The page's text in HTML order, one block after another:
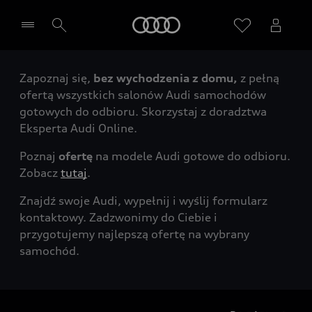
Wybierz Twojego Partnera Audi
Zapoznaj się, bez wychodzenia z domu, z pełną
ofertą wszystkich salonów Audi samochodów
gotowych do odbioru. Skorzystaj z doradztwa
Eksperta Audi Online.
Poznaj ofertę na modele Audi gotowe do odbioru.
Zobacz tutaj.
Znajdź swoje Audi, wypełnij i wyślij formularz
kontaktowy. Zadzwonimy do Ciebie i
przygotujemy najlepszą ofertę na wybrany
samochód.